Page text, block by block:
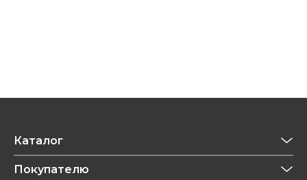
Каталог
Приготовление напитков
Покупателю